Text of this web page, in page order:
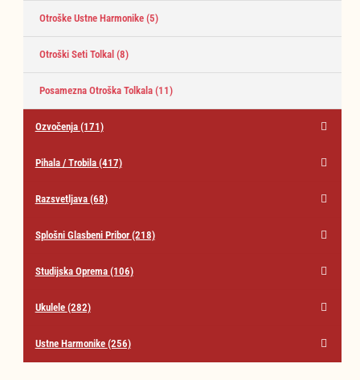
Otroške Ustne Harmonike (5)
Otroški Seti Tolkal (8)
Posamezna Otroška Tolkala (11)
Ozvočenja (171)
Pihala / Trobila (417)
Razsvetljava (68)
Splošni Glasbeni Pribor (218)
Studijska Oprema (106)
Ukulele (282)
Ustne Harmonike (256)